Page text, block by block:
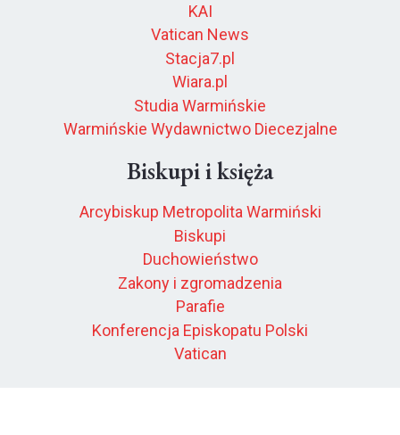
KAI
Vatican News
Stacja7.pl
Wiara.pl
Studia Warmińskie
Warmińskie Wydawnictwo Diecezjalne
Biskupi i księża
Arcybiskup Metropolita Warmiński
Biskupi
Duchowieństwo
Zakony i zgromadzenia
Parafie
Konferencja Episkopatu Polski
Vatican